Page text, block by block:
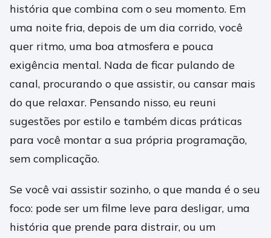
história que combina com o seu momento. Em
uma noite fria, depois de um dia corrido, você
quer ritmo, uma boa atmosfera e pouca
exigência mental. Nada de ficar pulando de
canal, procurando o que assistir, ou cansar mais
do que relaxar. Pensando nisso, eu reuni
sugestões por estilo e também dicas práticas
para você montar a sua própria programação,
sem complicação.
Se você vai assistir sozinho, o que manda é o seu
foco: pode ser um filme leve para desligar, uma
história que prende para distrair, ou um